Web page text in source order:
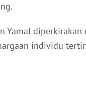
Yamal diperkirakan
individu